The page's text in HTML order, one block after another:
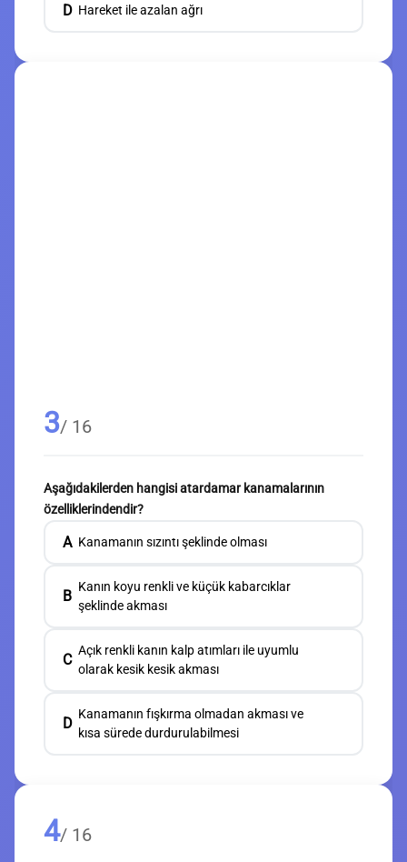
D Hareket ile azalan ağrı
3/ 16
Aşağıdakilerden hangisi atardamar kanamalarının
özelliklerindendir?
A Kanamanın sızıntı şeklinde olması
B
Kanın koyu renkli ve küçük kabarcıklar
şeklinde akması
C
Açık renkli kanın kalp atımları ile uyumlu
olarak kesik kesik akması
D
Kanamanın fışkırma olmadan akması ve
kısa sürede durdurulabilmesi
4/ 16